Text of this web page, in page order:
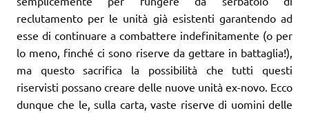
reclutamento per le unità già esistenti garantendo ad
esse di continuare a combattere indefinitamente (o per
lo meno, finché ci sono riserve da gettare in battaglia!),
ma questo sacrifica la possibilità che tutti questi
riservisti possano creare delle nuove unità ex-novo. Ecco
dunque che le, sulla carta, vaste riserve di uomini delle